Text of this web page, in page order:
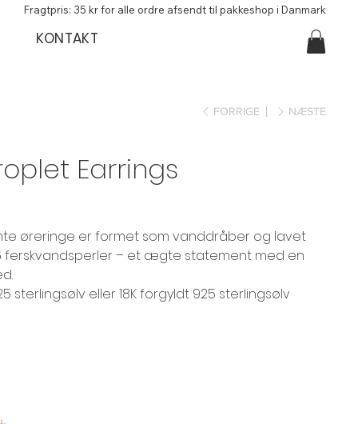
KONTAKT
Fragtpris: 35 kr for alle ordre afsendt til pakkeshop i Danmark
FORRIGE NÆSTE
Earrings
øreringe er formet som vanddråber og lavet
ferskvandsperler – et ægte statement med en
sterlingsølv eller 18K forgyldt 925 sterlingsølv